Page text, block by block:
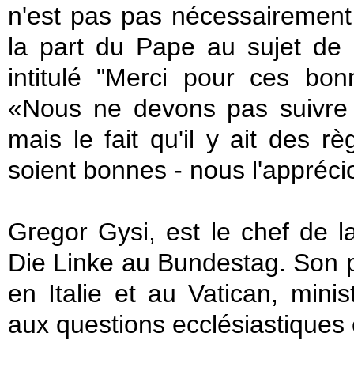
n'est pas pas nécessairement
la part du Pape au sujet de
intitulé "Merci pour ces
«Nous ne devons pas
mais le fait qu'il y ait des
soient bonnes - nous
Gregor Gysi, est le chef de
Die Linke au Bundestag. Son
en Italie et au Vatican,
aux questions